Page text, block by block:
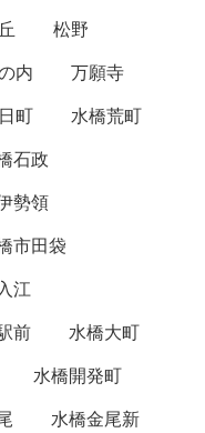
松野
内
万願寺
町
水橋荒町
石政
勢領
市田袋
江
前
水橋大町
水橋開発町
水橋金尾新